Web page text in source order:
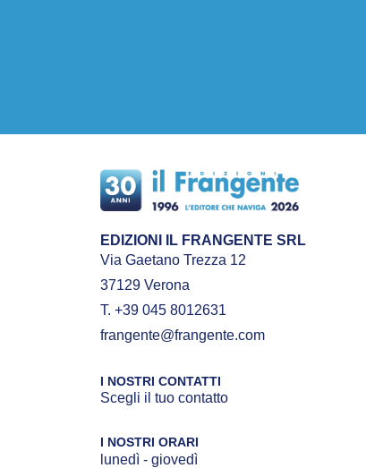
EDIZIONI IL FRANGENTE SRL
Via Gaetano Trezza 12
37129 Verona
T. +39 045 8012631
frangente@frangente.com
I NOSTRI CONTATTI
Scegli il tuo contatto
I NOSTRI ORARI
lunedì - giovedì